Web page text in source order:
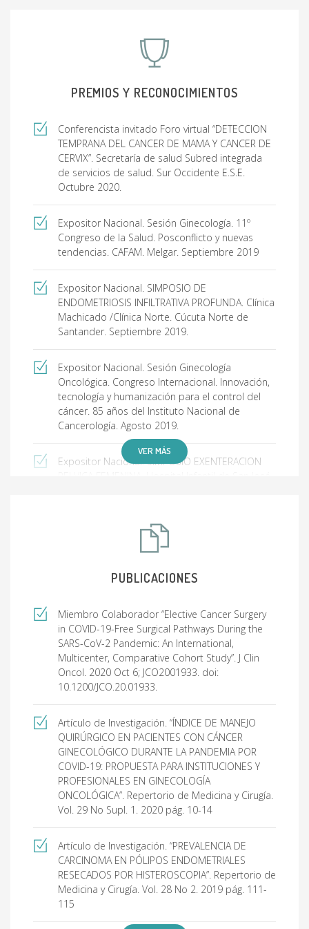
PREMIOS Y RECONOCIMIENTOS
Conferencista invitado Foro virtual “DETECCION
TEMPRANA DEL CANCER DE MAMA Y CANCER DE
CERVIX”. Secretaría de salud Subred integrada
de servicios de salud. Sur Occidente E.S.E.
Octubre 2020.
Expositor Nacional. Sesión Ginecología. 11º
Congreso de la Salud. Posconflicto y nuevas
tendencias. CAFAM. Melgar. Septiembre 2019
Expositor Nacional. SIMPOSIO DE
ENDOMETRIOSIS INFILTRATIVA PROFUNDA. Clínica
Machicado /Clínica Norte. Cúcuta Norte de
Santander. Septiembre 2019.
Expositor Nacional. Sesión Ginecología
Oncológica. Congreso Internacional. Innovación,
tecnología y humanización para el control del
cáncer. 85 años del Instituto Nacional de
Cancerología. Agosto 2019.
Expositor Nacional. SIMPOSIO EXENTERACION
Moderador - Simposio sobre la Preservación de
Fertilidad por indicaciones médicas. Asociación
de Centros Colombianos de Reproducción
Humana .ACCERH. Bogotá, Junio 2018.
Practice and Novel Strategies in Gynecologic
Oncology. First Join Symposium INEM / MD.
Anderson Cancer Center. Cusco Mayo 2016
Expositor Internacional XLV Seminario Científico
VER MÁS
PUBLICACIONES
Miembro Colaborador “Elective Cancer Surgery
in COVID-19-Free Surgical Pathways During the
SARS-CoV-2 Pandemic: An International,
Multicenter, Comparative Cohort Study”. J Clin
Oncol. 2020 Oct 6; JCO2001933. doi:
10.1200/JCO.20.01933.
Artículo de Investigación. “ÍNDICE DE MANEJO
QUIRÚRGICO EN PACIENTES CON CÁNCER
GINECOLÓGICO DURANTE LA PANDEMIA POR
COVID-19: PROPUESTA PARA INSTITUCIONES Y
PROFESIONALES EN GINECOLOGÍA
ONCOLÓGICA”. Repertorio de Medicina y Cirugía.
Vol. 29 No Supl. 1. 2020 pág. 10-14
Artículo de Investigación. “PREVALENCIA DE
CARCINOMA EN PÓLIPOS ENDOMETRIALES
RESECADOS POR HISTEROSCOPIA”. Repertorio de
Medicina y Cirugía. Vol. 28 No 2. 2019 pág. 111-
115